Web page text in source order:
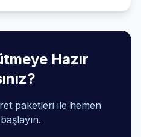
Hazır
paketleri ile hemen